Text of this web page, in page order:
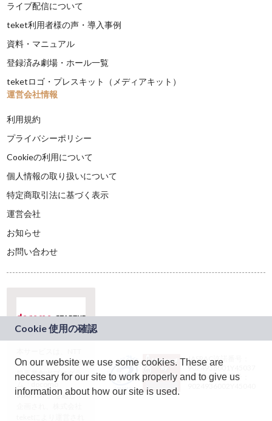
ライブ配信について
teket利用者様の声・導入事例
資料・マニュアル
登録済み劇場・ホール一覧
teketロゴ・プレスキット（メディアキット）
運営会社情報
利用規約
プライバシーポリシー
Cookieの利用について
個人情報の取り扱いについて
特定商取引法に基づく表示
運営会社
お知らせ
お問い合わせ
ドコモグループの新
規事業創出プログラ
ム「docomo
STARTUP」を通じて
JASRAC許諾番号：
9024936001Y45037
JASRAC許諾番号：
On our website we use some cookies. These are
necessary for our site to work properly and to give us
information about how our site is used.